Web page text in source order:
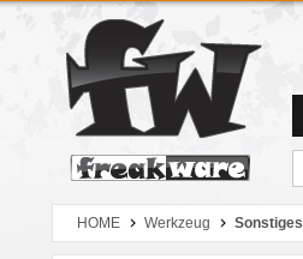
HOME Werkzeug Sonstiges